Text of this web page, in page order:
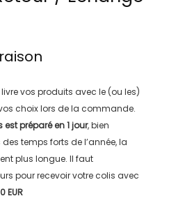
livre vos produits avec le (ou les)
choix lors de la commande.
est préparé en1 jour, bien
temps forts de l’année, la
plus longue. Il faut
pour recevoir votre colis avec
EUR